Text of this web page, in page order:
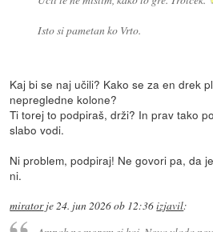
Isto si pametan ko Vrto.
Kaj bi se naj učili? Kako se za en drek
nepregledne kolone?
Ti torej to podpiraš, drži? In prav tako
slabo vodi.
Ni problem, podpiraj! Ne govori pa, da
ni.
miratorje 24. jun 2026 ob 12:36izjavil: